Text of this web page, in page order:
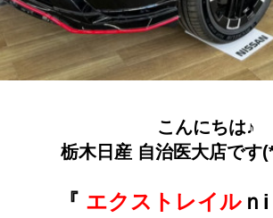
こんにちは♪
栃木日産 自治医大店です
『 エクストレイルｎi